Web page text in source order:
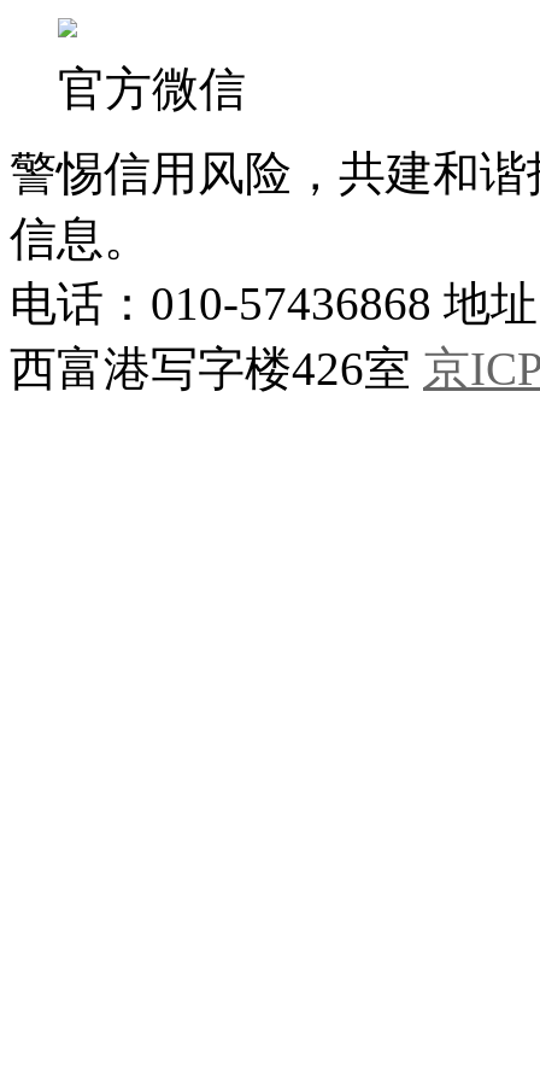
官方微信
警惕信用风险，共建和
信息。
电话：010-57436868 地
西富港写字楼426室 京